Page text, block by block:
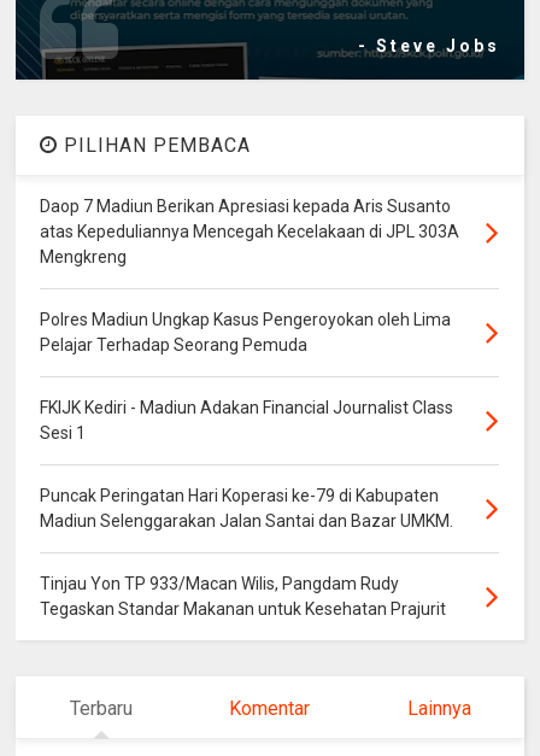
- Steve Jobs
PILIHAN PEMBACA
Daop 7 Madiun Berikan Apresiasi kepada Aris Susanto
atas Kepeduliannya Mencegah Kecelakaan di JPL 303A
Mengkreng
Polres Madiun Ungkap Kasus Pengeroyokan oleh Lima
Pelajar Terhadap Seorang Pemuda
FKIJK Kediri - Madiun Adakan Financial Journalist Class
Sesi 1
Puncak Peringatan Hari Koperasi ke-79 di Kabupaten
Madiun Selenggarakan Jalan Santai dan Bazar UMKM.
Tinjau Yon TP 933/Macan Wilis, Pangdam Rudy
Tegaskan Standar Makanan untuk Kesehatan Prajurit
Terbaru Komentar Lainnya